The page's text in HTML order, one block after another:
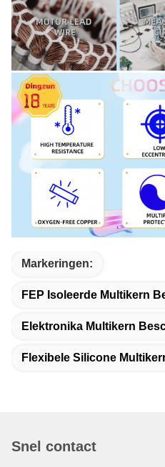
Markeringen:
FEP Isoleerde Multikern
Elektronika Multikern
Flexibele Silicone
Snel contact